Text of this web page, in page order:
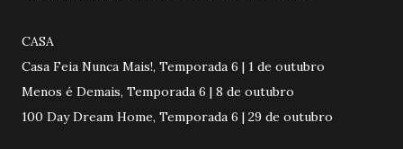
CASA
Casa Feia Nunca Mais!, Temporada 6 | 1 de outubro
Menos é Demais, Temporada 6 | 8 de outubro
100 Day Dream Home, Temporada 6 | 29 de outubro